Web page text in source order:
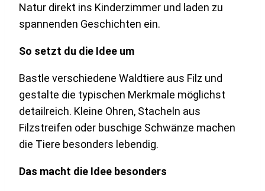
Natur direkt ins Kinderzimmer und laden zu
spannenden Geschichten ein.
So setzt du die Idee um
Bastle verschiedene Waldtiere aus Filz und
gestalte die typischen Merkmale möglichst
detailreich. Kleine Ohren, Stacheln aus
Filzstreifen oder buschige Schwänze machen
die Tiere besonders lebendig.
Das macht die Idee besonders